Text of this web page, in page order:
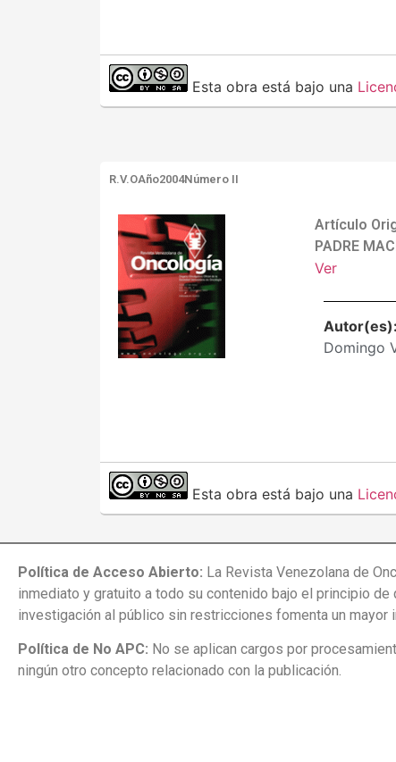
Esta obra está bajo una
R.V.OAño2004Número II
Artículo
PADRE
Ver
Autor(es):
Domingo
Esta obra está bajo una
Política de Acceso Abierto: La Revista Venezolana de
inmediato y gratuito a todo su contenido bajo el principio de
investigación al público sin restricciones fomenta un mayor
Política de No APC: No se aplican cargos por
ningún otro concepto relacionado con la publicación.